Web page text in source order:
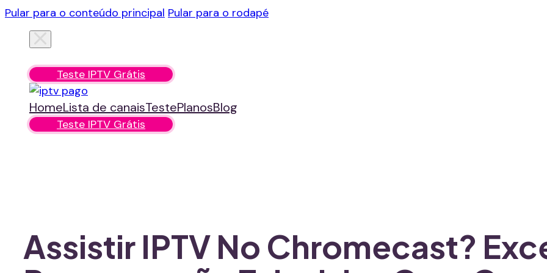
Pular para o conteúdo principal Pular para o rodapé
Teste IPTV Grátis
HomeLista de canaisTestePlanosBlog
Teste IPTV Grátis
Assistir IPTV No Chromecast?